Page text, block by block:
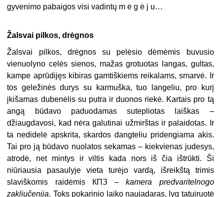
gyvenimo pabaigos visi vadintų m ė g ė j u…
Žalsvai pilkos, drėgnos
Žalsvai pilkos, drėgnos su pelėsio dėmėmis buvusio
vienuolyno celės sienos, mažas grotuotas langas, gultas,
kampe aprūdijęs kibiras gamtiškiems reikalams, smarvė. Ir
tos geležinės durys su karmuška, tuo langeliu, pro kurį
įkišamas dubenėlis su putra ir duonos riekė. Kartais pro tą
angą būdavo paduodamas sutepliotas laiškas –
džiaugdavosi, kad nėra galutinai užmirštas ir palaidotas. Ir
ta nedidelė apskrita, skardos dangteliu pridengiama akis.
Tai pro ją būdavo nuolatos sekamas – kiekvienas judesys,
atrodė, net mintys ir viltis kada nors iš čia ištrūkti. Ši
niūriausia pasaulyje vieta turėjo vardą, išreikštą trimis
slaviškomis raidėmis КПЗ –kamera predvaritelnogo
zakliučenija. Toks pokarinio laiko naujadaras, lyg tatuiruotė